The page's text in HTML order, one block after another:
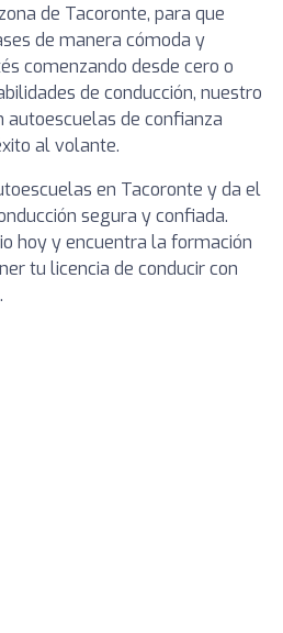
de Tacoronte, para que
de manera cómoda y
comenzando desde cero o
de conducción, nuestro
autoescuelas de confianza
al volante.
en Tacoronte y da el
segura y confiada.
hoy y encuentra la formación
tu licencia de conducir con